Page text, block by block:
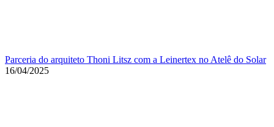
Parceria do arquiteto Thoni Litsz com a Leinertex no Atelê do Solar
16/04/2025